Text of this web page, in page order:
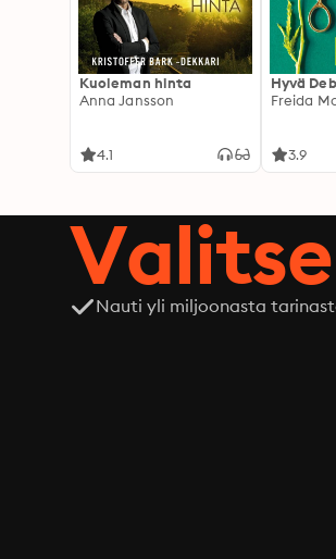
Kuoleman hinta
Anna Jansson
4.1
Hyvä
Freida
3.9
Nauti yli miljoonasta